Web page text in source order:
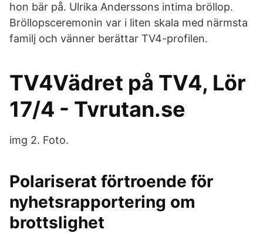
hon bär på. Ulrika Anderssons intima bröllop.
Bröllopsceremonin var i liten skala med närmsta
familj och vänner berättar TV4-profilen.
TV4Vädret på TV4, Lör
17/4 - Tvrutan.se
img 2. Foto.
Polariserat förtroende för
nyhetsrapportering om
brottslighet